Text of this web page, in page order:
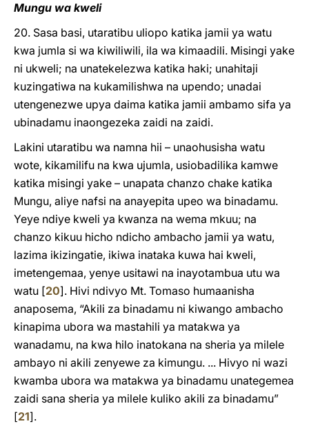
Mungu wa kweli
20. Sasa basi, utaratibu uliopo katika jamii ya watu
kwa jumla si wa kiwiliwili, ila wa kimaadili. Misingi yake
ni ukweli; na unatekelezwa katika haki; unahitaji
kuzingatiwa na kukamilishwa na upendo; unadai
utengenezwe upya daima katika jamii ambamo sifa ya
ubinadamu inaongezeka zaidi na zaidi.
Lakini utaratibu wa namna hii – unaohusisha watu
wote, kikamilifu na kwa ujumla, usiobadilika kamwe
katika misingi yake – unapata chanzo chake katika
Mungu, aliye nafsi na anayepita upeo wa binadamu.
Yeye ndiye kweli ya kwanza na wema mkuu; na
chanzo kikuu hicho ndicho ambacho jamii ya watu,
lazima ikizingatie, ikiwa inataka kuwa hai kweli,
imetengemaa, yenye usitawi na inayotambua utu wa
watu [20]. Hivi ndivyo Mt. Tomaso humaanisha
anaposema, “Akili za binadamu ni kiwango ambacho
kinapima ubora wa mastahili ya matakwa ya
wanadamu, na kwa hilo inatokana na sheria ya milele
ambayo ni akili zenyewe za kimungu. ... Hivyo ni wazi
kwamba ubora wa matakwa ya binadamu unategemea
zaidi sana sheria ya milele kuliko akili za binadamu”
[21].